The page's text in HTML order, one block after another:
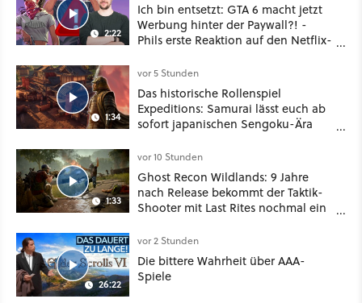
2:22
Ich bin entsetzt: GTA 6 macht jetzt
Werbung hinter der Paywall?! -
Phils erste Reaktion auf den Netflix-
1:34
vor 5 Stunden
Das historische Rollenspiel
Expeditions: Samurai lässt euch ab
sofort japanischen Sengoku-Ära
oder Diplomatie
1:33
vor 10 Stunden
Ghost Recon Wildlands: 9 Jahre
nach Release bekommt der Taktik-
Shooter mit Last Rites nochmal ein
26:22
vor 2 Stunden
Die bittere Wahrheit über AAA-
Spiele